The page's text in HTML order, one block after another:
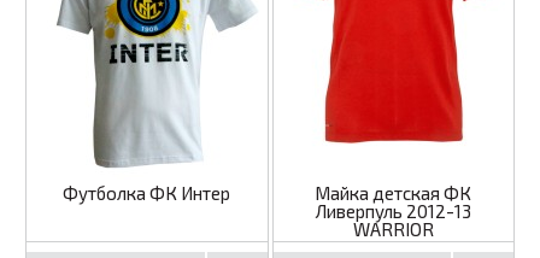
Футболка ФК Интер
Майка детская ФК
Ливерпуль 2012-13
WARRIOR